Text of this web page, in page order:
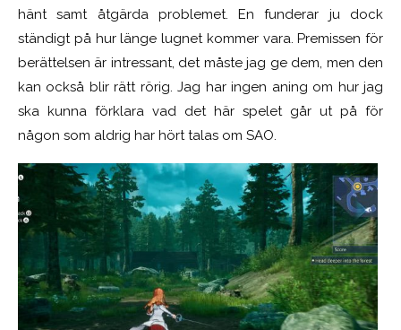
hänt samt åtgärda problemet. En funderar ju dock
ständigt på hur länge lugnet kommer vara. Premissen för
berättelsen är intressant, det måste jag ge dem, men den
kan också blir rätt rörig. Jag har ingen aning om hur jag
ska kunna förklara vad det här spelet går ut på för
någon som aldrig har hört talas om SAO.